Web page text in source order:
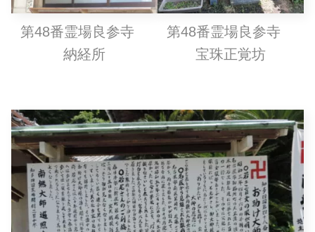
第48番霊場良参寺
納経所
第48番霊場良参寺
宝珠正覚坊